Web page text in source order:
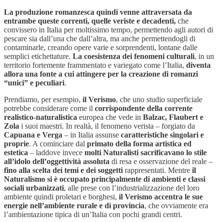
La produzione romanzesca quindi venne attraversata da
entrambe queste correnti, quelle veriste e decadenti, che
convissero in Italia per moltissimo tempo, permettendo agli autori di
pescare sia dall’una che dall’altra, ma anche permettendogli di
contaminarle, creando opere varie e sorprendenti, lontane dalle
semplici etichettature. La coesistenza dei fenomeni culturali, in un
territorio fortemente frammentato e variegato come l’Italia, diventa
allora una fonte a cui attingere per la creazione di romanzi
“unici” e peculiari.
Prendiamo, per esempio, il Verismo, che uno studio superficiale
potrebbe considerare come il corrispondente della corrente
realistico-naturalistica europea che vede in Balzac, Flaubert e
Zola i suoi maestri. In realtà, il fenomeno verista – forgiato da
Capuana e Verga – in Italia assunse caratteristiche singolari e
proprie. A cominciare dal primato della forma artistica ed
estetica – laddove invece molti Naturalisti sacrificavano lo stile
all’idolo dell’oggettività assoluta di resa e osservazione del reale –
fino alla scelta dei temi e dei soggetti rappresentati. Mentre il
Naturalismo si è occupato principalmente di ambienti e classi
sociali urbanizzati, alle prese con l’industrializzazione del loro
ambiente quindi proletari e borghesi, il Verismo accentra le sue
energie nell’ambiente rurale e di provincia, che ovviamente era
l’ambientazione tipica di un’Italia con pochi grandi centri.